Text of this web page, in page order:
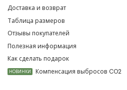
Доставка и возврат
Таблица размеров
Отзывы покупателей
Полезная информация
Как сделать подарок
НОВИНКИ Компенсация выбросов CO2